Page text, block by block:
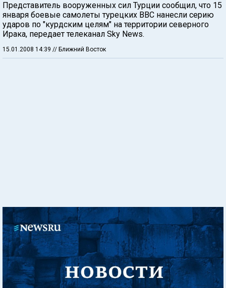
Представитель вооруженных сил Турции сообщил, что 15
января боевые самолеты турецких ВВС нанесли серию
ударов по "курдским целям" на территории северного
Ирака, передает телеканал Sky News.
15.01.2008 14:39 // Ближний Восток